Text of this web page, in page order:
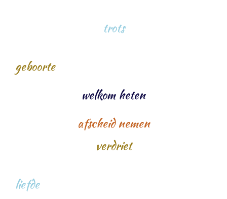
trots
geboorte
welkom heten
afscheid nemen
verdriet
liefde